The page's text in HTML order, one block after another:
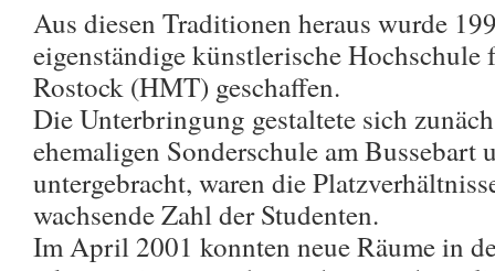
Aus diesen Traditionen heraus wurde
eigenständige künstlerische
Rostock (HMT) geschaffen.
Die Unterbringung gestaltete sich
ehemaligen Sonderschule am Bussebart
untergebracht, waren die
wachsende Zahl der Studenten.
Im April 2001 konnten neue Räume in